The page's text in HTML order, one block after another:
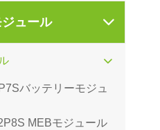
ュール 

バッテリーモジュ
MEBモジュール